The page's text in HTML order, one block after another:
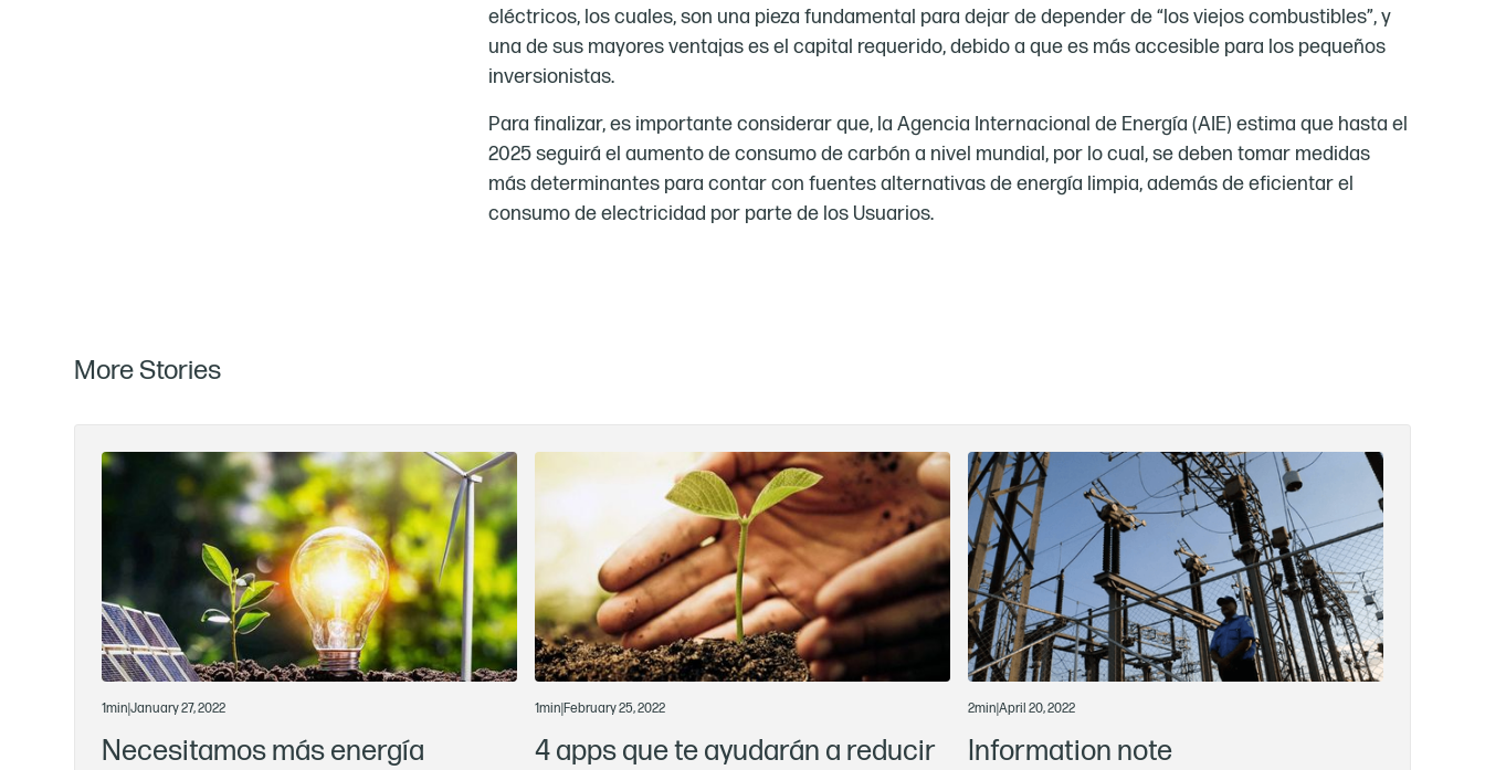
eléctricos, los cuales, son una pieza fundamental para dejar de depender de “los viejos combustibles”, y
una de sus mayores ventajas es el capital requerido, debido a que es más accesible para los pequeños
inversionistas.
Para finalizar, es importante considerar que, la Agencia Internacional de Energía (AIE) estima que hasta el
2025 seguirá el aumento de consumo de carbón a nivel mundial, por lo cual, se deben tomar medidas
más determinantes para contar con fuentes alternativas de energía limpia, además de eficientar el
consumo de electricidad por parte de los Usuarios.
More Stories
1min |January 27, 2022
Necesitamos más energía
1min February 25, 2022
4 apps que te ayudarán a reducir
2min April 20, 2022
Information note